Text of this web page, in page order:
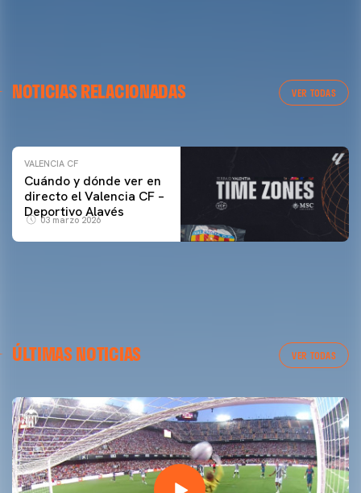
NOTICIAS RELACIONADAS VER TODAS
ENTRENAMIENTO DEL VALENCIA CF 04/03/26
VALENCIA CF
Cuándo y dónde ver en
directo el Valencia CF –
Deportivo Alavés
03 marzo 2026
ÚLTIMAS NOTICIAS VER TODAS